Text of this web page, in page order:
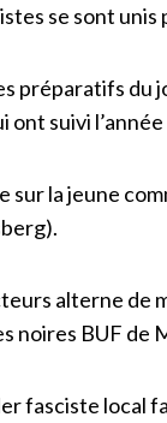
se sont
préparatifs du
ont suivi
sur la jeune
alterne de
noires BUF de
fasciste local